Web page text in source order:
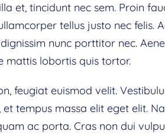
et, tincidunt nec sem. Proin
tellus justo nec felis.
nunc porttitor nec.
mattis lobortis quis tortor.
feugiat euismod velit.
tempus massa elit eget elit.
ac porta. Cras non dui